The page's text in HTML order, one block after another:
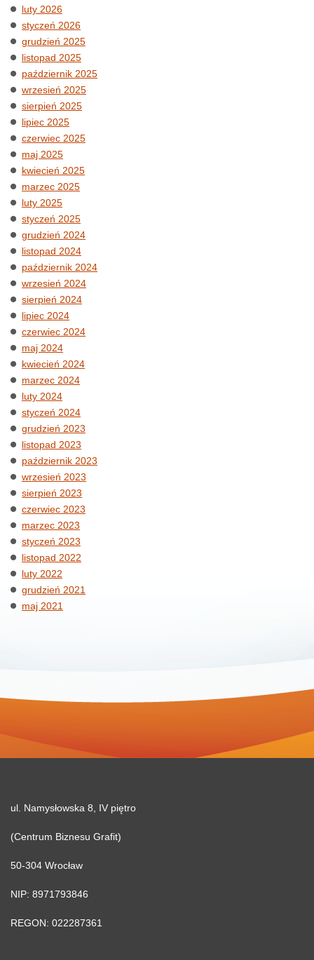
luty 2026
styczeń 2026
grudzień 2025
listopad 2025
październik 2025
wrzesień 2025
sierpień 2025
lipiec 2025
czerwiec 2025
maj 2025
kwiecień 2025
marzec 2025
luty 2025
styczeń 2025
grudzień 2024
listopad 2024
październik 2024
wrzesień 2024
sierpień 2024
lipiec 2024
czerwiec 2024
maj 2024
kwiecień 2024
marzec 2024
luty 2024
styczeń 2024
grudzień 2023
listopad 2023
październik 2023
wrzesień 2023
sierpień 2023
czerwiec 2023
marzec 2023
styczeń 2023
listopad 2022
luty 2022
grudzień 2021
maj 2021
ul. Namysłowska 8, IV piętro
(Centrum Biznesu Grafit)
50-304 Wrocław
NIP: 8971793846
REGON: 022287361